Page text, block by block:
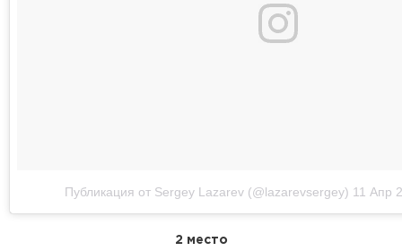
Публикация от Sergey Lazarev (@lazarevsergey) 11 Апр
2 место